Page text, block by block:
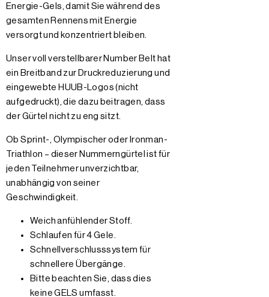
Energie-Gels, damit Sie während des
gesamten Rennens mit Energie
versorgt und konzentriert bleiben.
Unser voll verstellbarer Number Belt hat
ein Breitband zur Druckreduzierung und
eingewebte HUUB-Logos (nicht
aufgedruckt), die dazu beitragen, dass
der Gürtel nicht zu eng sitzt.
Ob Sprint-, Olympischer oder Ironman-
Triathlon – dieser Nummerngürtel ist für
jeden Teilnehmer unverzichtbar,
unabhängig von seiner
Geschwindigkeit.
Weich anfühlender Stoff.
Schlaufen für 4 Gele.
Schnellverschlusssystem für
schnellere Übergänge.
Bitte beachten Sie, dass dies
keine GELS umfasst.